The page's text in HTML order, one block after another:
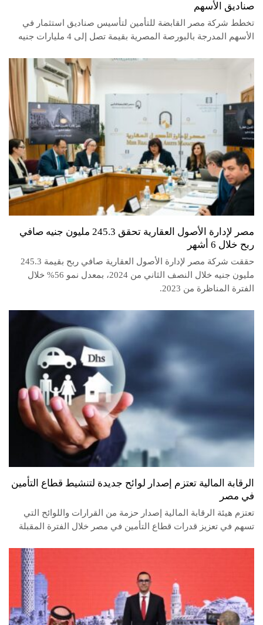
صناديق الأسهم
تخطط شركة مصر القابضة للتأمين لتأسيس صناديق استثمار في
الأسهم المدرجة بالبورصة المصرية بقيمة تصل إلى 4 مليارات جنيه
مصر لإدارة الأصول العقارية تحقق 245.3 مليون جنيه صافي
ربح خلال 6 أشهر
حققت شركة مصر لإدارة الأصول العقارية صافي ربح بقيمة 245.3
مليون جنيه خلال النصف الثاني من 2024، بمعدل نمو 56% خلال
الفترة المناظرة من 2023.
الرقابة المالية تعتزم إصدار لوائح جديدة لتنشيط قطاع التأمين
في مصر
تعتزم هيئة الرقابة المالية إصدار حزمة من القرارات واللوائح التي
تسهم في تعزيز قدرات قطاع التأمين في مصر خلال الفترة المقبلة